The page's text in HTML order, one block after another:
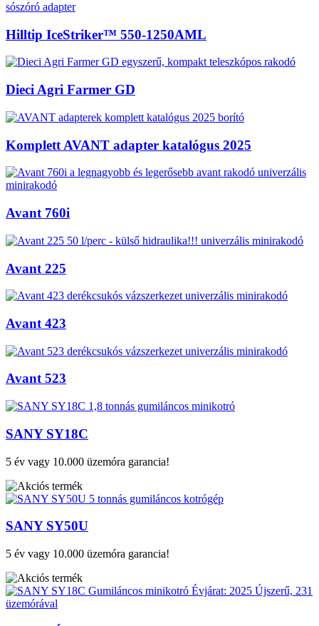
Hilltip IceStriker™ 550-1250AML
Dieci Agri Farmer GD
Komplett AVANT adapter katalógus 2025
Avant 760i
Avant 225
Avant 423
Avant 523
SANY SY18C
5 év vagy 10.000 üzemóra garancia!
SANY SY50U
5 év vagy 10.000 üzemóra garancia!